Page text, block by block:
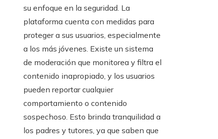
su enfoque en la seguridad. La
plataforma cuenta con medidas para
proteger a sus usuarios, especialmente
a los más jóvenes. Existe un sistema
de moderación que monitorea y filtra el
contenido inapropiado, y los usuarios
pueden reportar cualquier
comportamiento o contenido
sospechoso. Esto brinda tranquilidad a
los padres y tutores, ya que saben que